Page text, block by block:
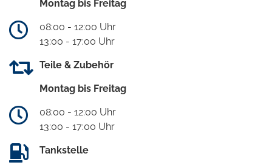
Montag bis Freitag
08:00 - 12:00 Uhr
13:00 - 17:00 Uhr
Teile & Zubehör
Montag bis Freitag
08:00 - 12:00 Uhr
13:00 - 17:00 Uhr
Tankstelle